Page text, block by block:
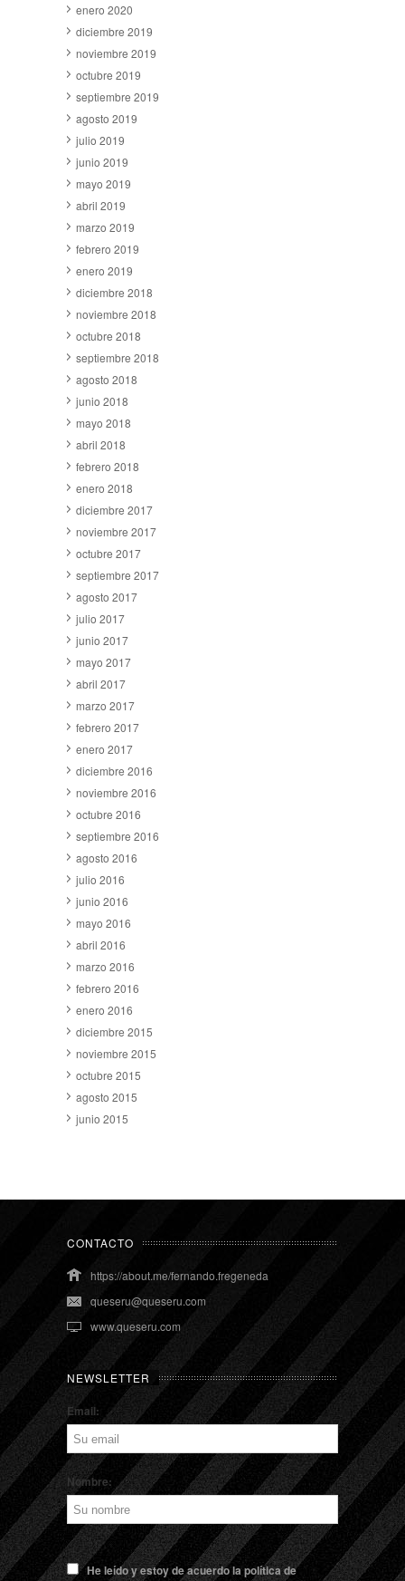
enero 2020
diciembre 2019
noviembre 2019
octubre 2019
septiembre 2019
agosto 2019
julio 2019
junio 2019
mayo 2019
abril 2019
marzo 2019
febrero 2019
enero 2019
diciembre 2018
noviembre 2018
octubre 2018
septiembre 2018
agosto 2018
junio 2018
mayo 2018
abril 2018
febrero 2018
enero 2018
diciembre 2017
noviembre 2017
octubre 2017
septiembre 2017
agosto 2017
julio 2017
junio 2017
mayo 2017
abril 2017
marzo 2017
febrero 2017
enero 2017
diciembre 2016
noviembre 2016
octubre 2016
septiembre 2016
agosto 2016
julio 2016
junio 2016
mayo 2016
abril 2016
marzo 2016
febrero 2016
enero 2016
diciembre 2015
noviembre 2015
octubre 2015
agosto 2015
junio 2015
CONTACTO
https://about.me/fernando.fregeneda
queseru@queseru.com
www.queseru.com
NEWSLETTER
Email:
Nombre:
He leído y estoy de acuerdo la política de